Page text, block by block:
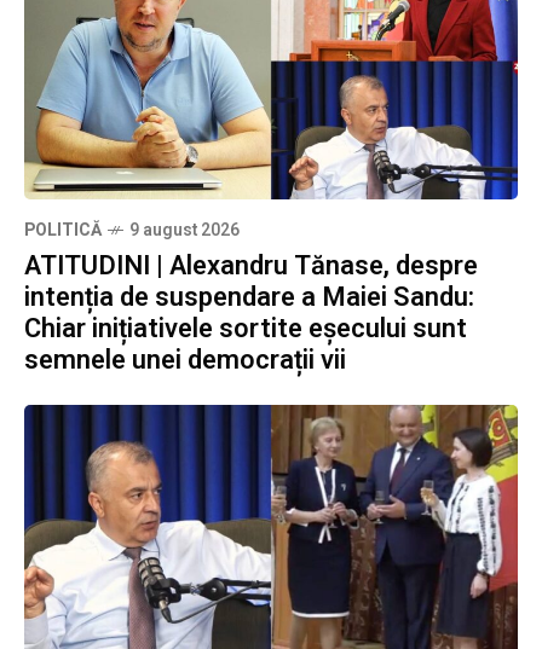
POLITICĂ 9 august 2026
ATITUDINI | Alexandru Tănase, despre
intenția de suspendare a Maiei Sandu:
Chiar inițiativele sortite eșecului sunt
semnele unei democrații vii